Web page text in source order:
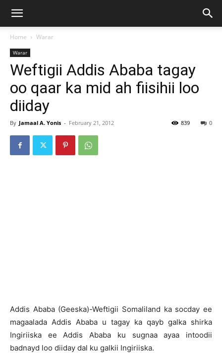
Home Warar
Warar
Weftigii Addis Ababa tagay
oo qaar ka mid ah fiisihii loo
diiday
By Jamaal A. Yonis - February 21, 2012 0
839
Addis Ababa (Geeska)-Weftigii Somaliland ka socday ee
magaalada Addis Ababa u tagay ka qayb galka shirka
Ingiriiska ee Addis Ababa ku sugnaa ayaa intoodii
badnayd loo diiday dal ku galkii Ingiriiska.